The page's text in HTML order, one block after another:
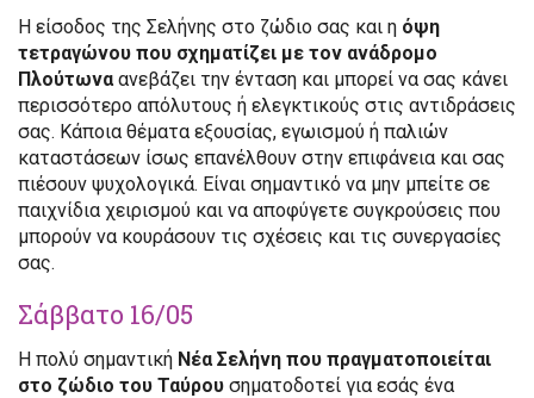
Η είσοδος της Σελήνης στο ζώδιο σας και η όψη
τετραγώνου που σχηματίζει με τον ανάδρομο
Πλούτωναανεβάζει την ένταση και μπορεί να σας κάνει
περισσότερο απόλυτους ή ελεγκτικούς στις αντιδράσεις
σας. Κάποια θέματα εξουσίας, εγωισμού ή παλιών
καταστάσεων ίσως επανέλθουν στην επιφάνεια και σας
πιέσουν ψυχολογικά. Είναι σημαντικό να μην μπείτε σε
παιχνίδια χειρισμού και να αποφύγετε συγκρούσεις που
μπορούν να κουράσουν τις σχέσεις και τις συνεργασίες
σας.
Σάββατο 16/05
Η πολύ σημαντική Νέα Σελήνη που πραγματοποιείται
στο ζώδιο του Ταύρου σηματοδοτεί για εσάς ένα